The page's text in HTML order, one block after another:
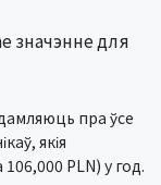
значэнне для
пра ўсе
якія
PLN) у год.